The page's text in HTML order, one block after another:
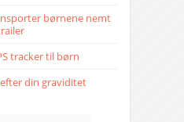
børnene nemt
tracker til børn
din graviditet